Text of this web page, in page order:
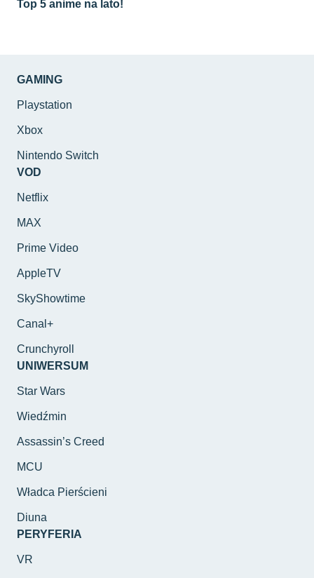
Top 5 anime na lato!
GAMING
Playstation
Xbox
Nintendo Switch
VOD
Netflix
MAX
Prime Video
AppleTV
SkyShowtime
Canal+
Crunchyroll
UNIWERSUM
Star Wars
Wiedźmin
Assassin’s Creed
MCU
Władca Pierścieni
Diuna
PERYFERIA
VR